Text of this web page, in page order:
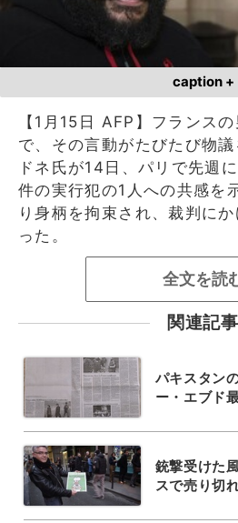
caption +
【1月15日 AFP】フランス
で、その言動がたびたび物
ドネ氏が14日、パリで先週
件の実行犯の1人への共感を
り身柄を拘束され、裁判に
った。
全文を読
関連記事
パキスタン
ー・エブド
銃撃受けた
スで売り切